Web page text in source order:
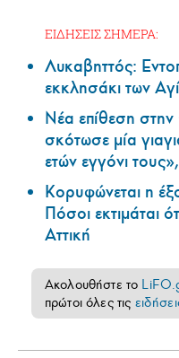
ΕΙΔΗΣΕΙΣ ΣΗΜΕΡΑ:
Λυκαβηττός:
εκκλησάκι των
Νέα επίθεση
σκότωσε μία
ετών εγγόνι
Κορυφώνεται η
Πόσοι εκτιμάται
Αττική
Ακολουθήστε το
πρώτοι όλες τις